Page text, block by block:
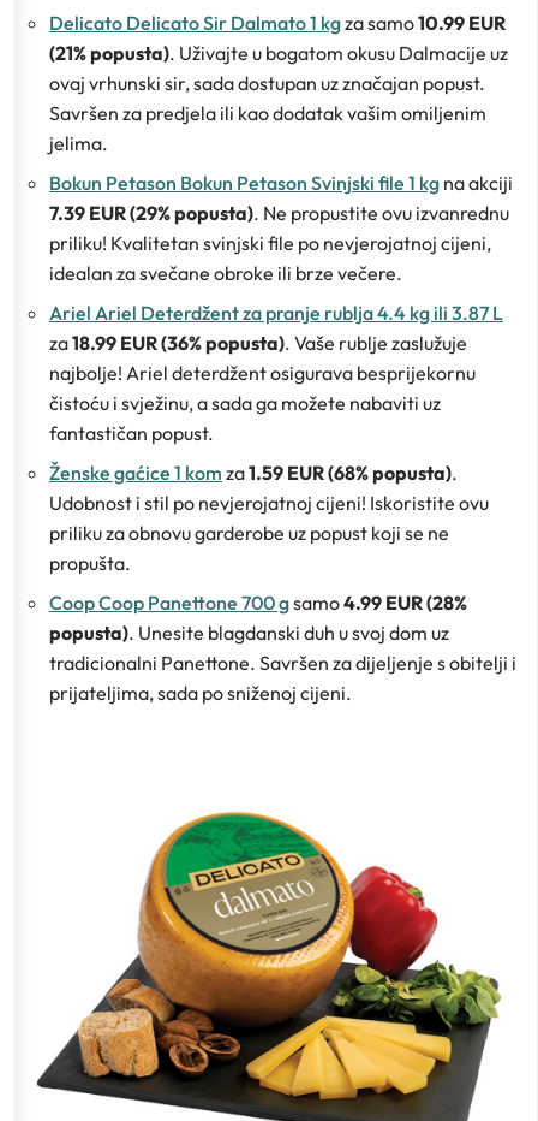
Delicato Delicato Sir Dalmato 1 kgza samo10.99 EUR
(21% popusta). Uživajte u bogatom okusu Dalmacije uz
ovaj vrhunski sir, sada dostupan uz značajan popust.
Savršen za predjela ili kao dodatak vašim omiljenim
jelima.
Bokun Petason Bokun Petason Svinjski file 1 kg na akciji
7.39 EUR (29% popusta). Ne propustite ovu izvanrednu
priliku! Kvalitetan svinjski file po nevjerojatnoj cijeni,
idealan za svečane obroke ili brze večere.
Ariel Ariel Deterdžent za pranje rublja 4.4 kg ili 3.87 L
za18.99 EUR (36% popusta). Vaše rublje zaslužuje
najbolje! Ariel deterdžent osigurava besprijekornu
čistoću i svježinu, a sada ga možete nabaviti uz
fantastičan popust.
Ženske gaćice 1 kom za1.59 EUR (68% popusta).
Udobnost i stil po nevjerojatnoj cijeni! Iskoristite ovu
priliku za obnovu garderobe uz popust koji se ne
propušta.
Coop Coop Panettone 700 gsamo4.99 EUR (28%
popusta). Unesite blagdanski duh u svoj dom uz
tradicionalni Panettone. Savršen za dijeljenje s obitelji i
prijateljima, sada po sniženoj cijeni.